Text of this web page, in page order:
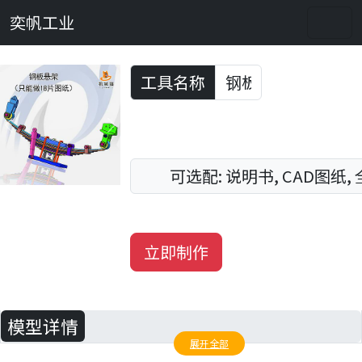
奕帆工业
Previous Next
工具名称
可选配: 说明书, CAD图纸,
立即制作
模型详情
展开全部